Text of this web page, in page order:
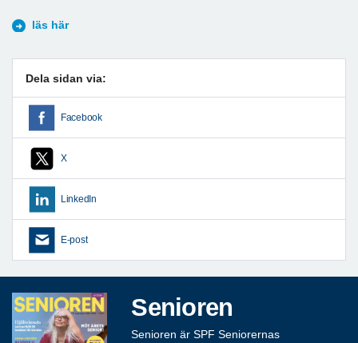
läs här
Dela sidan via:
Facebook
X
LinkedIn
E-post
Senioren
Senioren är SPF Seniorernas